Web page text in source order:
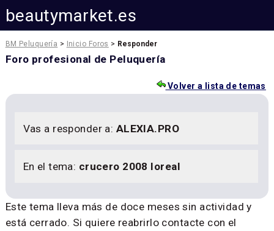
beautymarket.es
BM Peluquería > Inicio Foros > Responder
Foro profesional de Peluquería
Volver a lista de temas
Vas a responder a: ALEXIA.PRO
En el tema: crucero 2008 loreal
Este tema lleva más de doce meses sin actividad y
está cerrado. Si quiere reabrirlo contacte con el